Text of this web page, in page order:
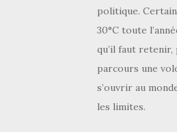
politique.
30°C toute
qu’il faut
parcours une
s’ouvrir au
les limites.